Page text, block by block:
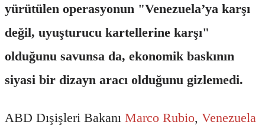
yürütülen operasyonun "Venezuela’ya karşı
değil, uyuşturucu kartellerine karşı"
olduğunu savunsa da, ekonomik baskının
siyasi bir dizayn aracı olduğunu gizlemedi.
ABD Dışişleri Bakanı Marco Rubio, Venezuela